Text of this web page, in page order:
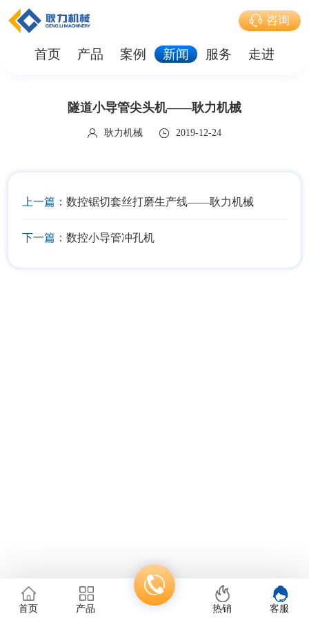
咨询
首页 产品 案例 新闻 服务 走进
隧道小导管尖头机——耿力机械
耿力机械 2019-12-24
上一篇： 数控锯切套丝打磨生产线——耿力机械
下一篇： 数控小导管冲孔机
首页 产品 热销 客服